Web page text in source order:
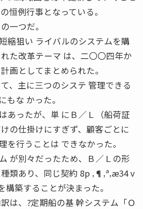
恒例行事となっている。
一つだ。
縮狙い ライバルのシステムを購
た改革テーマ は、二〇〇四年か
画としてまとめられた。
、主に三つのシステ 管理できる
もな かった。
あったが、単 にＢ／Ｌ（船荷証
の仕掛けにすぎず、顧客ごとに
を行うことは できなかった。
が別々だったため、Ｂ／Ｌの形
類あり、同じ契約 8p ‚¶‚ª‚æ34 v
構築することが決まった。
は、?定期船の基 幹システム「Ｏ